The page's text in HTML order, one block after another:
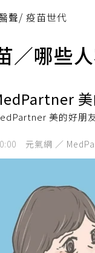
聲/ 疫苗世代
／哪些
美的好朋
元氣網 ／